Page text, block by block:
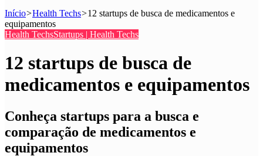
Início>Health Techs>12 startups de busca de medicamentos e
equipamentos
Health TechsStartups | Health Techs
12 startups de busca de
medicamentos e equipamentos
Conheça startups para a busca e
comparação de medicamentos e
equipamentos